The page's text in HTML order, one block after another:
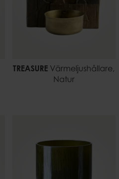
TREASURE Värmeljushållare,
Natur